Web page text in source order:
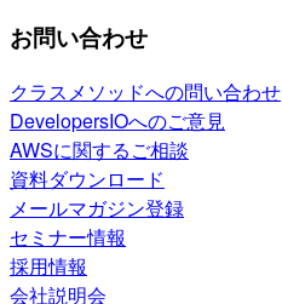
お問い合わせ
クラスメソッドへの問い合わせ
DevelopersIOへのご意見
AWSに関するご相談
資料ダウンロード
メールマガジン登録
セミナー情報
採用情報
会社説明会